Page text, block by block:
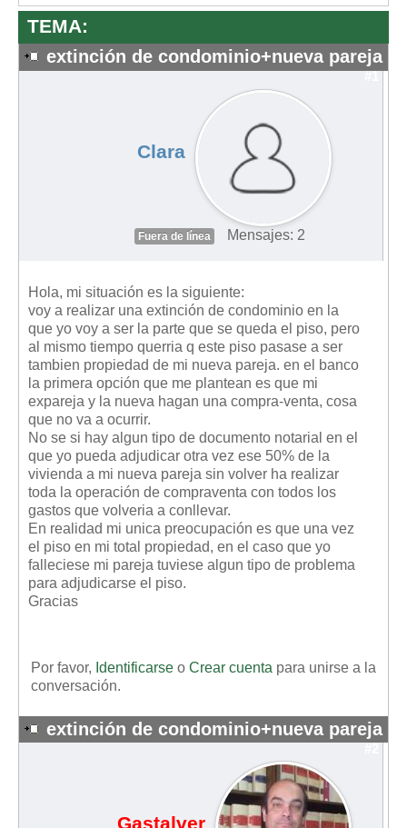
TEMA:
extinción de condominio+nueva pareja
Clara
Fuera de línea Mensajes: 2
Hola, mi situación es la siguiente:
voy a realizar una extinción de condominio en la
que yo voy a ser la parte que se queda el piso, pero
al mismo tiempo querria q este piso pasase a ser
tambien propiedad de mi nueva pareja. en el banco
la primera opción que me plantean es que mi
expareja y la nueva hagan una compra-venta, cosa
que no va a ocurrir.
No se si hay algun tipo de documento notarial en el
que yo pueda adjudicar otra vez ese 50% de la
vivienda a mi nueva pareja sin volver ha realizar
toda la operación de compraventa con todos los
gastos que volveria a conllevar.
En realidad mi unica preocupación es que una vez
el piso en mi total propiedad, en el caso que yo
falleciese mi pareja tuviese algun tipo de problema
para adjudicarse el piso.
Gracias
Por favor, Identificarse o Crear cuenta para unirse a la
conversación.
extinción de condominio+nueva pareja